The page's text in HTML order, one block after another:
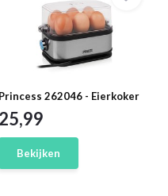
Princess 262046 - Eierkoker
25,99
Bekijken